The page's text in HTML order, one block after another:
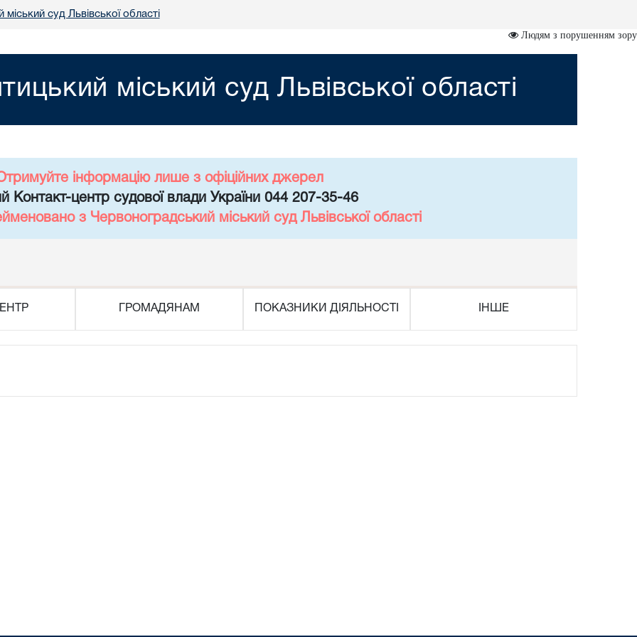
суд Львівської області
Людям з порушенням зору
міський суд Львівської області
інформацію лише з офіційних джерел
Контакт-центр судової влади України 044 207-35-46
з Червоноградський міський суд Львівської області
ГРОМАДЯНАМ ПОКАЗНИКИ ДІЯЛЬНОСТІ ІНШЕ